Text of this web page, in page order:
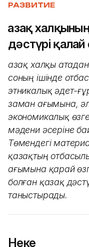
РАЗВИТИЕ
Қазақ
дәстүрі қалай
Қазақ халқы
соның ішінде
этникалық әдет-
заман ағымына,
экономикалық
мәдени әсеріне
Төмендегі
қазақтың
ағымына қарай
болған қазақ
таныстырады.
Неке